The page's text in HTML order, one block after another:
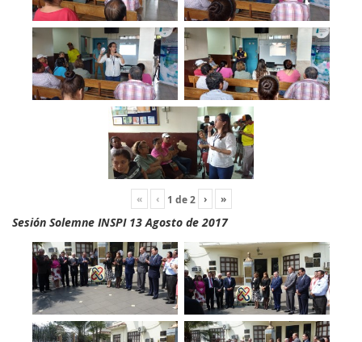
« ‹ 1 de2 › »
Sesión Solemne INSPI 13 Agosto de 2017